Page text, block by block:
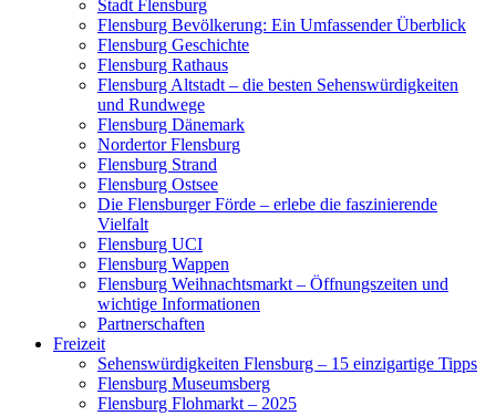
Stadt Flensburg
Flensburg Bevölkerung: Ein Umfassender Überblick
Flensburg Geschichte
Flensburg Rathaus
Flensburg Altstadt – die besten Sehenswürdigkeiten
und Rundwege
Flensburg Dänemark
Nordertor Flensburg
Flensburg Strand
Flensburg Ostsee
Die Flensburger Förde – erlebe die faszinierende
Vielfalt
Flensburg UCI
Flensburg Wappen
Flensburg Weihnachtsmarkt – Öffnungszeiten und
wichtige Informationen
Partnerschaften
Freizeit
Sehenswürdigkeiten Flensburg – 15 einzigartige Tipps
Flensburg Museumsberg
Flensburg Flohmarkt – 2025